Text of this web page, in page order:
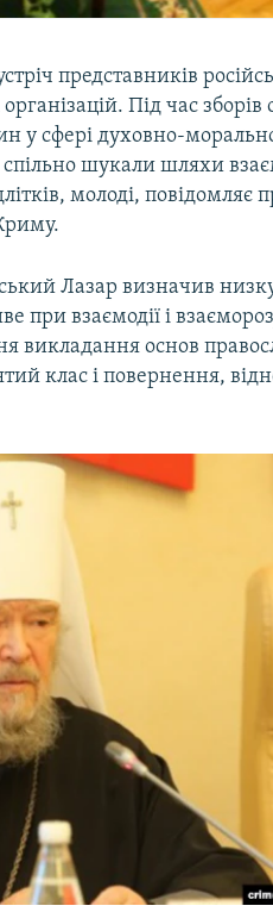
представників
Під час
у сфері духовно-
шукали шляхи
молоді, повідомляє
Лазар визначив
взаємодії і
викладання основ
клас і повернення,